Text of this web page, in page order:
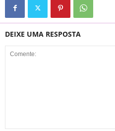
DEIXE UMA RESPOSTA